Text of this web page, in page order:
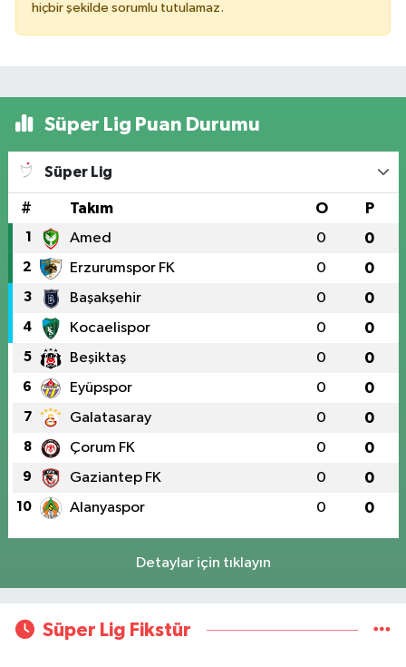
hiçbir şekilde sorumlu tutulamaz.
Süper Lig Puan Durumu
Süper Lig
# Takım O P
1 Amed 0 0
2 Erzurumspor FK 0 0
3 Başakşehir 0 0
4 Kocaelispor 0 0
5 Beşiktaş 0 0
6 Eyüpspor 0 0
7 Galatasaray 0 0
8 Çorum FK 0 0
9 Gaziantep FK 0 0
10 Alanyaspor 0 0
Detaylar için tıklayın
Süper Lig Fikstür